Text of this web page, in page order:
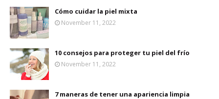
Cómo cuidar la piel mixta
November 11, 2022
10 consejos para proteger tu piel del frío
November 11, 2022
7 maneras de tener una apariencia limpia